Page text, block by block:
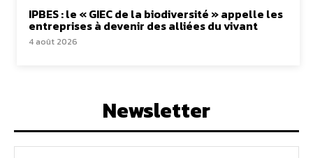
IPBES : le « GIEC de la biodiversité » appelle les
entreprises à devenir des alliées du vivant
4 août 2026
Newsletter